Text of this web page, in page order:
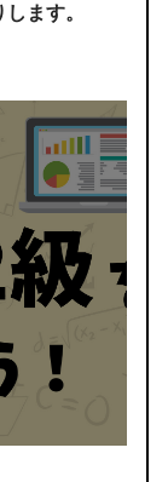
ます。